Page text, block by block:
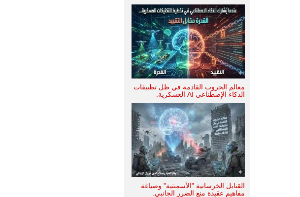
معالم الحروب القادمة في ظل تطبيقات
الذكاء الإصطناعي AI العسكرية.
القنابل الخرسانية "الأسمنتية" وصياغة
مفاهيم عقيدة منع الضرر الجانبي.